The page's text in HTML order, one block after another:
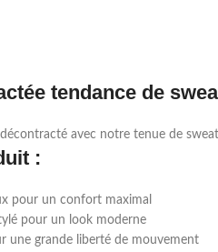
tendance de
avec notre tenue de
:
pour un confort maximal
pour un look moderne
une grande liberté de mouvement